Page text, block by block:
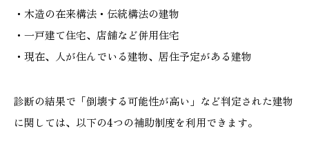
・木造の在来構法・伝統構法の建物
・一戸建て住宅、店舗など併用住宅
・現在、人が住んでいる建物、居住予定がある建物
診断の結果で「倒壊する可能性が高い」など判定された建物
に関しては、以下の4つの補助制度を利用できます。